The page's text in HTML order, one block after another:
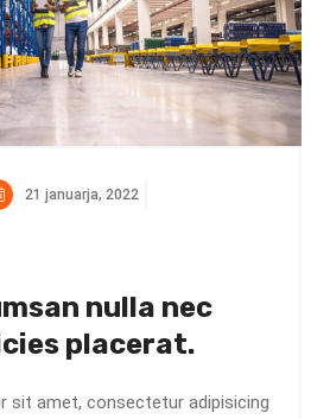
21 januarja, 2022
nulla nec
placerat.
sit amet, consectetur adipisicing